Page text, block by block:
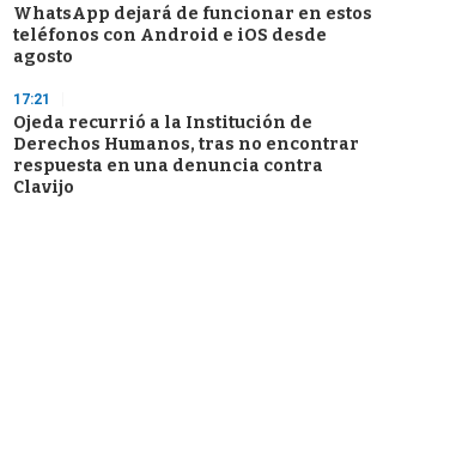
WhatsApp dejará de funcionar en estos
teléfonos con Android e iOS desde
agosto
17:21
Ojeda recurrió a la Institución de
Derechos Humanos, tras no encontrar
respuesta en una denuncia contra
Clavijo